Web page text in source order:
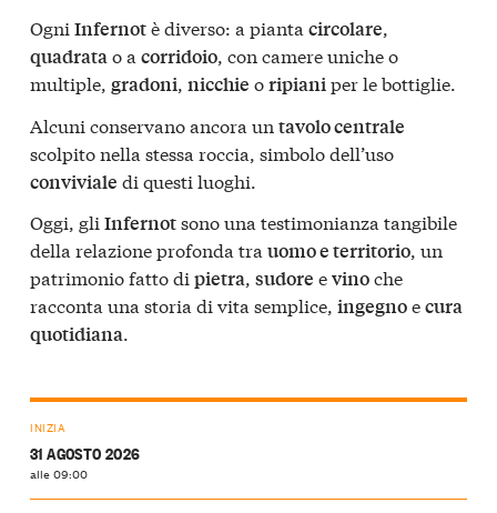
Ogni Infernotè diverso: a pianta circolare,
quadratao a corridoio, con camere uniche o
multiple, gradoni, nicchie oripianiper le bottiglie.
Alcuni conservano ancora un tavolo centrale
scolpito nella stessa roccia, simbolo dell’uso
conviviale di questi luoghi.
Oggi, gli Infernotsono una testimonianza tangibile
della relazione profonda tra uomo e territorio, un
patrimonio fatto di pietra, sudore evinoche
racconta una storia di vita semplice, ingegnoecura
quotidiana.
INIZIA
31 AGOSTO 2026
alle 09:00